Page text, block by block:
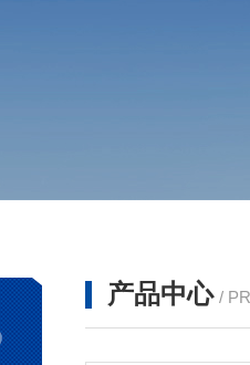
产品中心 /